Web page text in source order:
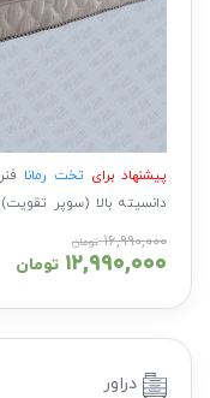
پیشنهاد برایتخت رمانا
دانسیته بالا (سوپر
۱۶,۹۹۰,۰۰۰ تومان
۱۲,۹۹۰,۰۰۰ تومان
دراور